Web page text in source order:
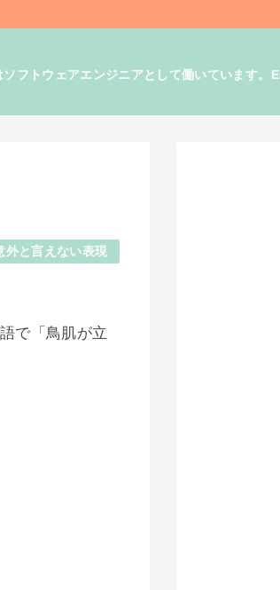
フトウェアエンジニアとして働いています
外と言えない表現
で「鳥肌が立